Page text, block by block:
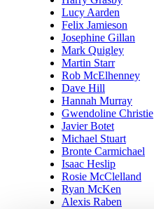
Lucy Aarden
Felix Jamieson
Josephine Gillan
Mark Quigley
Martin Starr
Rob McElhenney
Dave Hill
Hannah Murray
Gwendoline Christie
Javier Botet
Michael Stuart
Bronte Carmichael
Isaac Heslip
Rosie McClelland
Ryan McKen
Alexis Raben